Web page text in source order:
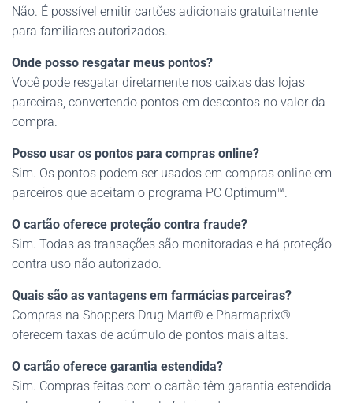
Não. É possível emitir cartões adicionais gratuitamente
para familiares autorizados.
Onde posso resgatar meus pontos?
Você pode resgatar diretamente nos caixas das lojas
parceiras, convertendo pontos em descontos no valor da
compra.
Posso usar os pontos para compras online?
Sim. Os pontos podem ser usados em compras online em
parceiros que aceitam o programa PC Optimum™.
O cartão oferece proteção contra fraude?
Sim. Todas as transações são monitoradas e há proteção
contra uso não autorizado.
Quais são as vantagens em farmácias parceiras?
Compras na Shoppers Drug Mart® e Pharmaprix®
oferecem taxas de acúmulo de pontos mais altas.
O cartão oferece garantia estendida?
Sim. Compras feitas com o cartão têm garantia estendida